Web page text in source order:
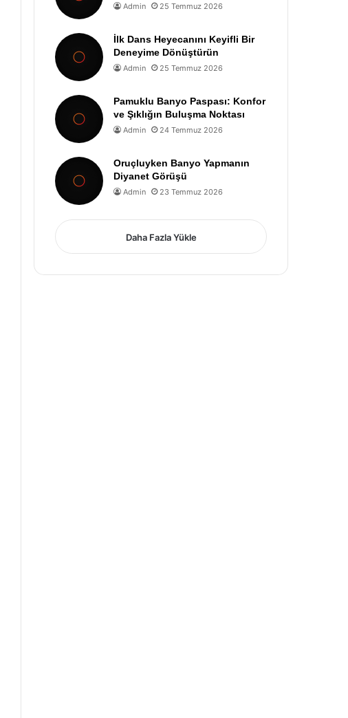
Admin 25 Temmuz 2026
İlk Dans Heyecanını Keyifli Bir
Deneyime Dönüştürün
Admin 25 Temmuz 2026
Pamuklu Banyo Paspası: Konfor
ve Şıklığın Buluşma Noktası
Admin 24 Temmuz 2026
Oruçluyken Banyo Yapmanın
Diyanet Görüşü
Admin 23 Temmuz 2026
Daha Fazla Yükle